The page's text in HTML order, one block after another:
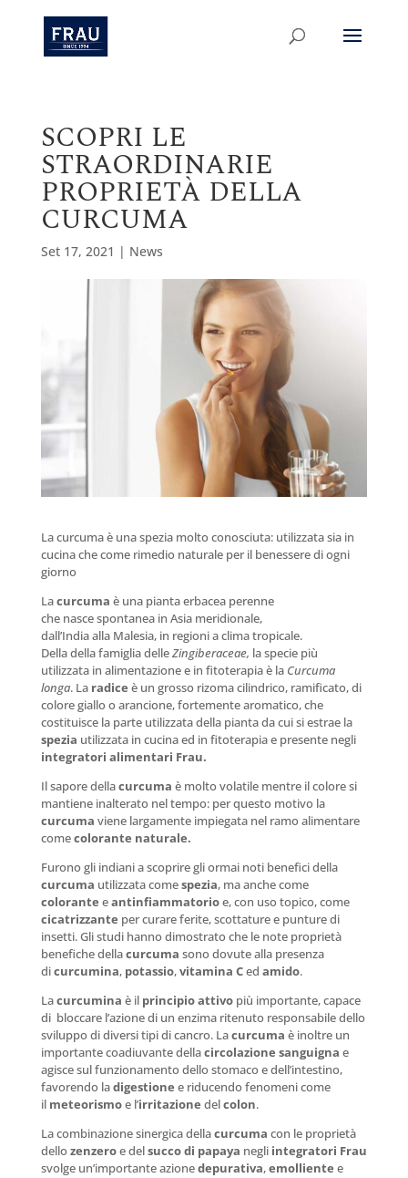
SCOPRI LE
STRAORDINARIE
PROPRIETÀ DELLA
CURCUMA
Set 17, 2021 | News
La curcuma è una spezia molto conosciuta: utilizzata sia in
cucina che come rimedio naturale per il benessere di ogni
giorno
Lacurcuma è una pianta erbacea perenne
che nasce spontanea in Asia meridionale,
dall’India alla Malesia, in regioni a clima tropicale.
Della della famiglia delleZingiberaceae, la specie più
utilizzata in alimentazione e in fitoterapia è la Curcuma
longa. La radice è un grosso rizoma cilindrico, ramificato, di
colore giallo o arancione, fortemente aromatico, che
costituisce la parte utilizzata della pianta da cui si estrae la
spezia utilizzata in cucina ed in fitoterapia e presente negli
integratori alimentari Frau.
Il sapore dellacurcuma è molto volatile mentre il colore si
mantiene inalterato nel tempo: per questo motivo la
curcuma viene largamente impiegata nel ramo alimentare
comecolorante naturale.
Furono gli indiani a scoprire gli ormai noti benefici della
curcuma utilizzata comespezia, ma anche come
colorante eantinfiammatorioe, con uso topico, come
cicatrizzante per curare ferite, scottature e punture di
insetti. Gli studi hanno dimostrato che le note proprietà
benefiche dellacurcuma sono dovute alla presenza
dicurcumina, potassio,vitamina Ced amido.
Lacurcumina è il principio attivopiù importante, capace
di bloccare l’azione di un enzima ritenuto responsabile dello
sviluppo di diversi tipi di cancro. Lacurcuma è inoltre un
importante coadiuvante dellacircolazione sanguigna e
agisce sul funzionamento dello stomaco e dell’intestino,
favorendo ladigestione e riducendo fenomeni come
il meteorismoe l’irritazione delcolon.
La combinazione sinergica dellacurcuma con le proprietà
dellozenzeroe delsucco di papaya negli integratori Frau
svolge un’importante azionedepurativa,emolliente e